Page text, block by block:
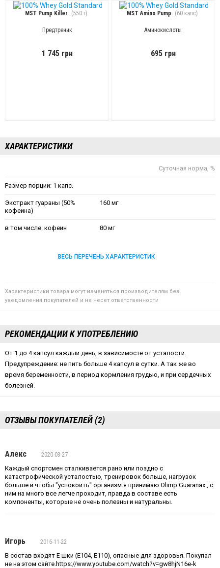
MST Pump Killer (550 г)
Предтреник
1 745 грн
MST Amino Pump (60 капс)
Аминокислоты
695 грн
ХАРАКТЕРИСТИКИ
Суточная норма, %
Размер порции: 1 капс.
Экстракт гуараны (50%
кофеина)
160 мг
в том числе: кофеин 80 мг
ВЕСЬ ПЕРЕЧЕНЬ ХАРАКТЕРИСТИК
Характеристики товара могут изменяться производителям без
уведомления покупателей и не несет ответственности
РЕКОМЕНДАЦИИ К УПОТРЕБЛЕНИЮ
От 1 до 4 капсул каждый день, в зависимосте от усталости.
Предупреждение: не пить больше 4 капсул в сутки. А так же во
время беременности, в период кормления грудью, и при сердечных
болезней.
ОТЗЫВЫ ПОКУПАТЕЛЕЙ (2)
Алекс
2020-03-27
Каждый спортсмен сталкивается рано или поздно с
катастрофической усталостью, тренировок больше, нагрузок
больше и чтобы "успокоить" организм я принимаю Olimp Guaranax , с
ним на много все легче проходит, правда в составе есть
компоненты, которые не очень полезны и натуральны.
Игорь
2016-11-22
В состав входят Е шки (Е104, Е110), опасные для здоровья. Покупал
не на этом сайте.https://www.youtube.com/watch?v=gw8hjN16e-k